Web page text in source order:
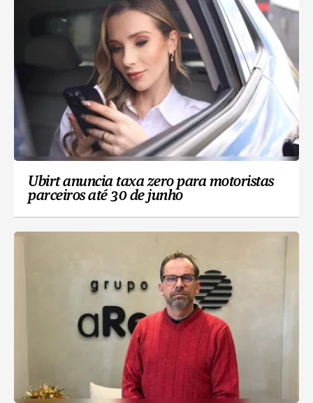
Ubirt anuncia taxa zero para motoristas
parceiros até 30 de junho